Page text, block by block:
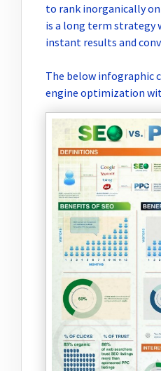
to rank inorganically
is a long term strategy
instant results and
The below infographic
engine optimization